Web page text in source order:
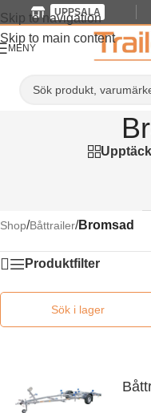
Skip to navigation
Skip to main content
UPPSALA
MENY
Shop/Båttrailer/Bromsad
Produktfilter